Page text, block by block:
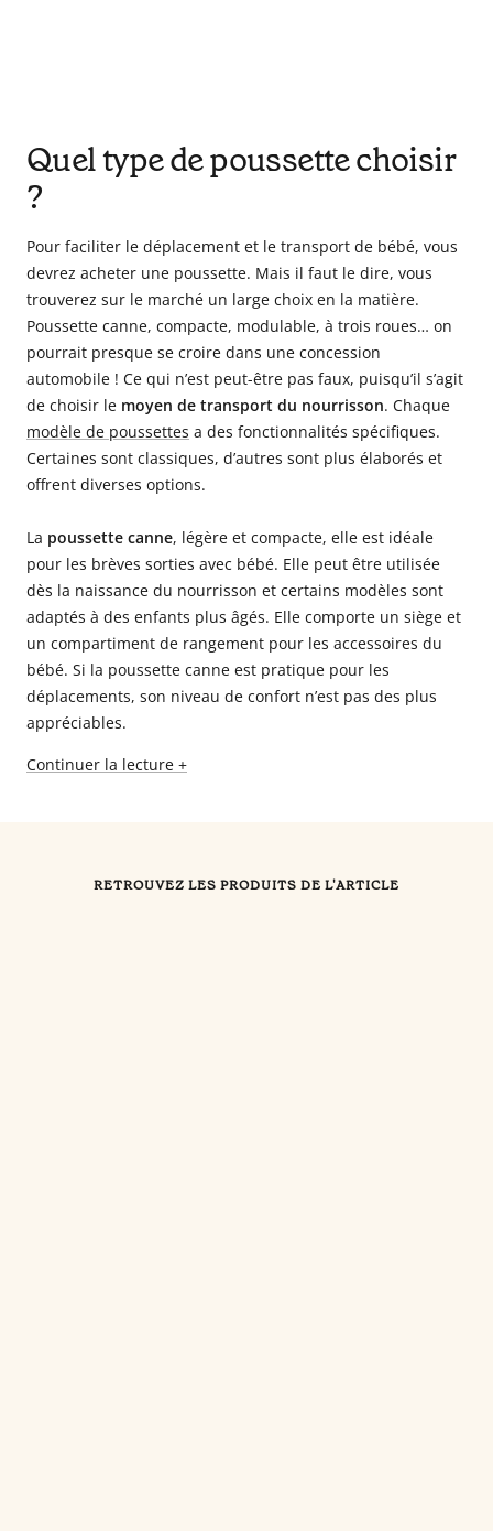
Quel type de poussette choisir
?
Pour faciliter le déplacement et le transport de bébé, vous
devrez acheter une poussette. Mais il faut le dire, vous
trouverez sur le marché un large choix en la matière.
Poussette canne, compacte, modulable, à trois roues… on
pourrait presque se croire dans une concession
automobile ! Ce qui n’est peut-être pas faux, puisqu’il s’agit
de choisir le moyen de transport du nourrisson. Chaque
modèle de poussettes a des fonctionnalités spécifiques.
Certaines sont classiques, d’autres sont plus élaborés et
offrent diverses options.
La poussette canne, légère et compacte, elle est idéale
pour les brèves sorties avec bébé. Elle peut être utilisée
dès la naissance du nourrisson et certains modèles sont
adaptés à des enfants plus âgés. Elle comporte un siège et
un compartiment de rangement pour les accessoires du
bébé. Si la poussette canne est pratique pour les
déplacements, son niveau de confort n’est pas des plus
appréciables.
Continuer la lecture +
RETROUVEZ LES PRODUITS DE L'ARTICLE